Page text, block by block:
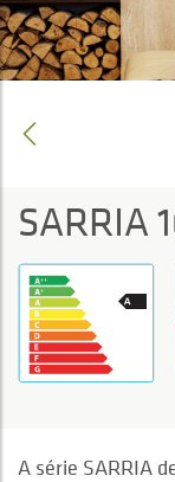
SARRIA
A série SARRIA